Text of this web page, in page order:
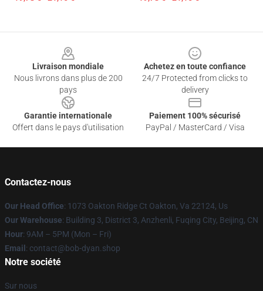
Livraison mondiale
Nous livrons dans plus de 200
pays
Achetez en toute confiance
24/7 Protected from clicks to
delivery
Garantie internationale
Offert dans le pays d'utilisation
Paiement 100% sécurisé
PayPal / MasterCard / Visa
Contactez-nous
Our Head Office: 1073 Oakton Ridge Ct Oakton, Va 22124, Us
Our Warehouse: Building 3, District 3, Anzhenli, Fuqing City, Beijing, CN
Hour: 9AM – 5PM (Mon – Fri)
Email : contact@bob-dyan.shop
Notre société
Sur nous